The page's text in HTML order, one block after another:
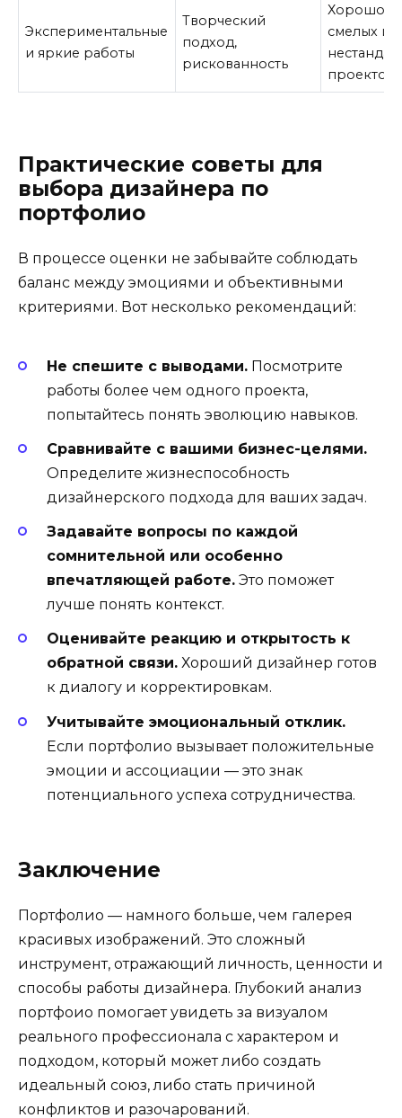
Экспериментальные
и яркие работы
Творческий
подход,
рискованность
Хорошо
смелых и
проектов
Практические советы для
выбора дизайнера по
портфолио
В процессе оценки не забывайте соблюдать
баланс между эмоциями и объективными
критериями. Вот несколько рекомендаций:
Не спешите с выводами. Посмотрите
работы более чем одного проекта,
попытайтесь понять эволюцию навыков.
Сравнивайте с вашими бизнес-целями.
Определите жизнеспособность
дизайнерского подхода для ваших задач.
Задавайте вопросы по каждой
сомнительной или особенно
впечатляющей работе. Это поможет
лучше понять контекст.
Оценивайте реакцию и открытость к
обратной связи. Хороший дизайнер готов
к диалогу и корректировкам.
Учитывайте эмоциональный отклик.
Если портфолио вызывает положительные
эмоции и ассоциации — это знак
потенциального успеха сотрудничества.
Заключение
Портфолио — намного больше, чем галерея
красивых изображений. Это сложный
инструмент, отражающий личность, ценности и
способы работы дизайнера. Глубокий анализ
портфоио помогает увидеть за визуалом
реального профессионала с характером и
подходом, который может либо создать
идеальный союз, либо стать причиной
конфликтов и разочарований.